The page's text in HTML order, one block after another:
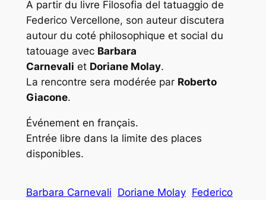
A partir du livre Filosofia del tatuaggiode
Federico Vercellone, son auteur discutera
autour du coté philosophique et social du
tatouage avec Barbara
Carnevali et Doriane Molay.
La rencontre sera modérée par Roberto
Giacone.
Événement en français.
Entrée libre dans la limite des places
disponibles.
Barbara Carnevali Doriane Molay Federico